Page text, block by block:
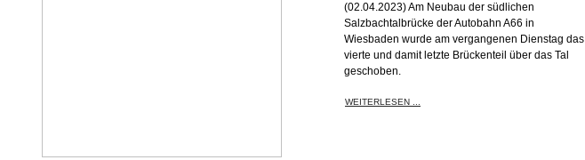
(02.04.2023) Am Neubau der südlichen
Salzbachtalbrücke der Autobahn A66 in
Wiesbaden wurde am vergangenen Dienstag das
vierte und damit letzte Brückenteil über das Tal
geschoben.
WEITERLESEN ...